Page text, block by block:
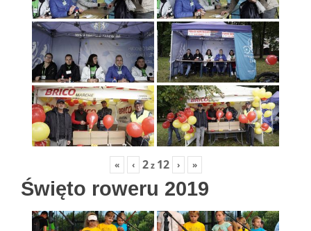
« ‹ 2z 12 › »
Święto roweru 2019